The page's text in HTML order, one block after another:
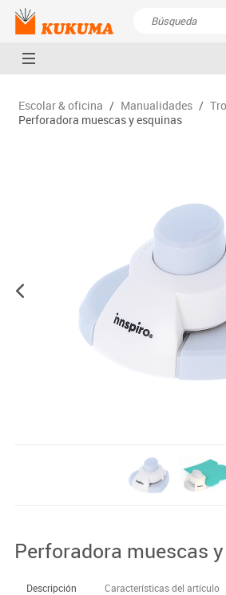
Escolar & oficina / Manualidades /
Perforadora muescas y esquinas
Perforadora muescas
Descripción Características del artículo